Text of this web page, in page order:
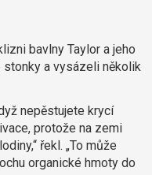
bavlny Taylor a jeho
a vysázeli několik
nepěstujete krycí
protože na zemi
řekl. „To může
organické hmoty do